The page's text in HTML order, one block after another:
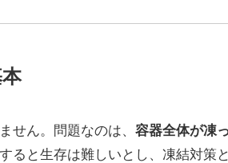
せん。問題なのは、容器全体が凍
ると生存は難しいとし、凍結対策